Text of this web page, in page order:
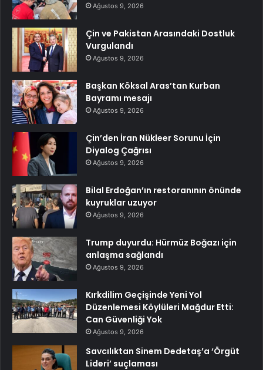
Ağustos 9, 2026
Çin ve Pakistan Arasındaki Dostluk
Vurgulandı
Ağustos 9, 2026
Başkan Köksal Aras’tan Kurban
Bayramı mesajı
Ağustos 9, 2026
Çin’den İran Nükleer Sorunu İçin
Diyalog Çağrısı
Ağustos 9, 2026
Bilal Erdoğan’ın restoranının önünde
kuyruklar uzuyor
Ağustos 9, 2026
Trump duyurdu: Hürmüz Boğazı için
anlaşma sağlandı
Ağustos 9, 2026
Kırkdilim Geçişinde Yeni Yol
Düzenlemesi Köylüleri Mağdur Etti:
Can Güvenliği Yok
Ağustos 9, 2026
Savcılıktan Sinem Dedetaş’a ‘Örgüt
Lideri’ suçlaması